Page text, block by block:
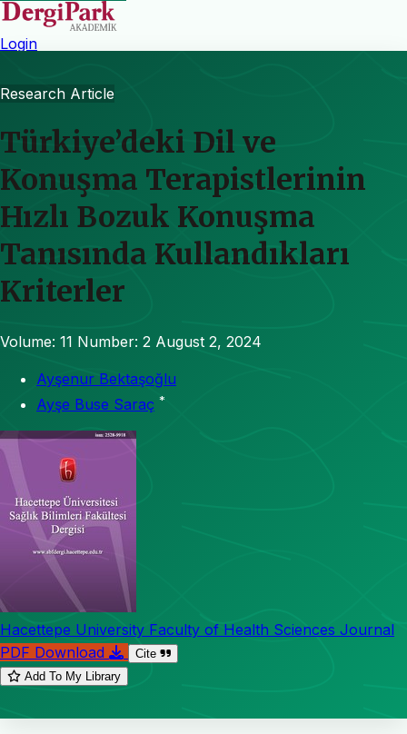
Login
Research Article
Türkiye’deki Dil ve
Konuşma Terapistlerinin
Hızlı Bozuk Konuşma
Tanısında Kullandıkları
Kriterler
Volume: 11 Number: 2 August 2, 2024
Ayşenur Bektaşoğlu
Ayşe Buse Saraç *
Hacettepe University Faculty of Health Sciences Journal
PDF Download
Cite
Add To My Library